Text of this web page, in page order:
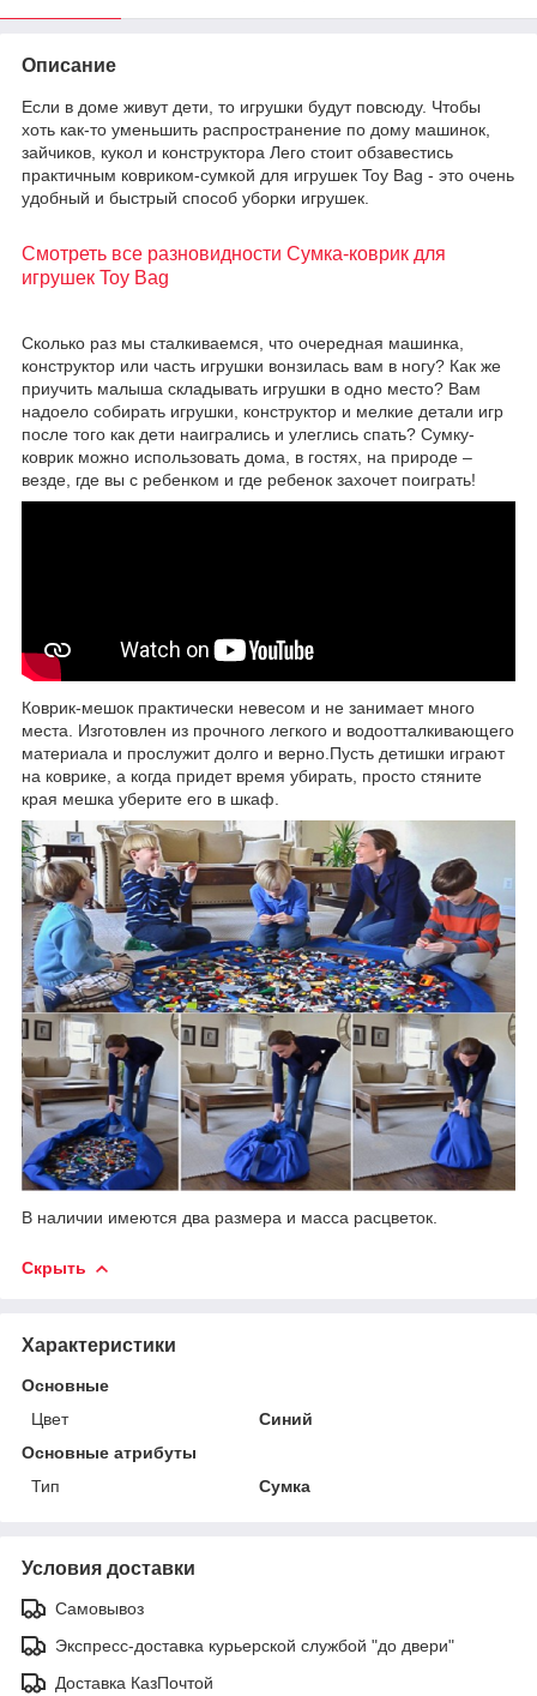
Описание
Если в доме живут дети, то игрушки будут повсюду. Чтобы
хоть как-то уменьшить распространение по дому машинок,
зайчиков, кукол и конструктора Лего стоит обзавестись
практичным ковриком-сумкой для игрушек Toy Bag - это очень
удобный и быстрый способ уборки игрушек.
Смотреть все разновидности Сумка-коврик для
игрушек Toy Bag
Сколько раз мы сталкиваемся, что очередная машинка,
конструктор или часть игрушки вонзилась вам в ногу? Как же
приучить малыша складывать игрушки в одно место? Вам
надоело собирать игрушки, конструктор и мелкие детали игр
после того как дети наигрались и улеглись спать? Сумку-
коврик можно использовать дома, в гостях, на природе –
везде, где вы с ребенком и где ребенок захочет поиграть!
Коврик-мешок практически невесом и не занимает много
места. Изготовлен из прочного легкого и водоотталкивающего
материала и прослужит долго и верно.Пусть детишки играют
на коврике, а когда придет время убирать, просто стяните
края мешка уберите его в шкаф.
В наличии имеются два размера и масса расцветок.
Скрыть
Характеристики
Основные
Цвет
Синий
Основные атрибуты
Тип
Сумка
Условия доставки
Самовывоз
Экспресс-доставка курьерской службой "до двери"
Доставка КазПочтой